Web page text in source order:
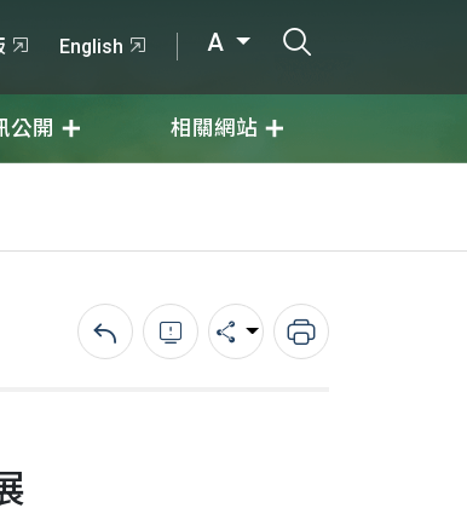
English A
公開 相關網站
回上一頁錯誤回報分享 列印